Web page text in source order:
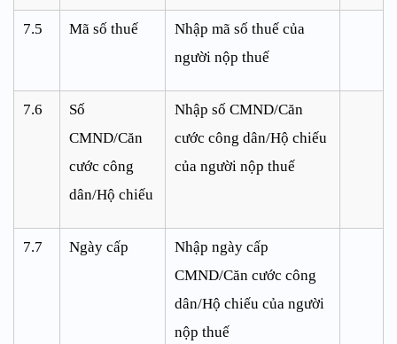
7.5 Mã số thuế
Nhập mã số thuế của
người nộp thuế
7.6
Số
CMND/Căn
cước công
dân/Hộ chiếu
Nhập số CMND/Căn
cước công dân/Hộ chiếu
của người nộp thuế
7.7 Ngày cấp
Nhập ngày cấp
CMND/Căn cước công
dân/Hộ chiếu của người
nộp thuế